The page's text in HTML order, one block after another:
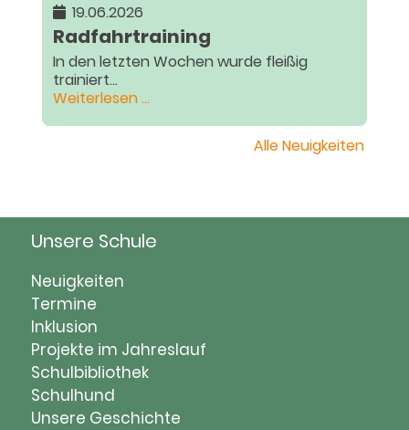
19.06.2026
Radfahrtraining
In den letzten Wochen wurde fleißig
trainiert...
Weiterlesen …
Alle Neuigkeiten
Unsere Schule
Navigation
überspringen
Neuigkeiten
Termine
Inklusion
Projekte im Jahreslauf
Schulbibliothek
Schulhund
Unsere Geschichte